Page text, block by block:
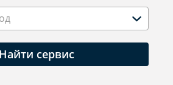
Найти сервис